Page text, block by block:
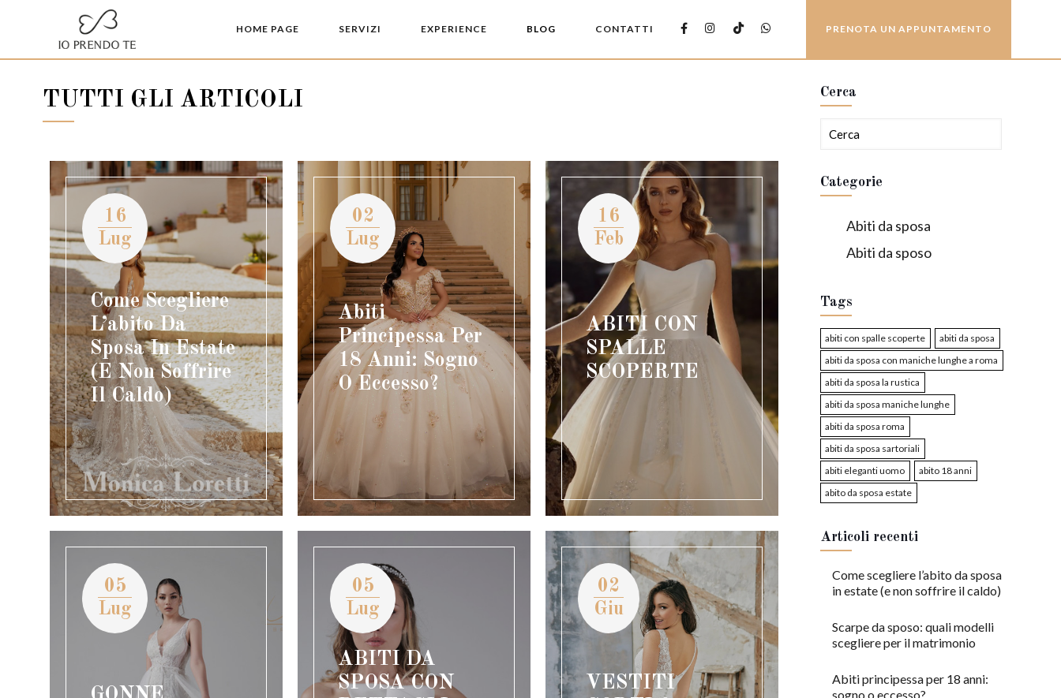
HOME PAGE SERVIZI EXPERIENCE BLOG CONTATTI PRENOTA UN APPUNTAMENTO
TUTTI GLI ARTICOLI
16
Lug
Come Scegliere
L’abito Da
Sposa In Estate
(e Non Soffrire
Il Caldo)
02
Lug
Abiti
Principessa Per
18 Anni: Sogno
O Eccesso?
16
Feb
ABITI CON
SPALLE
SCOPERTE
05
Lug
05
Lug
ABITI DA
SPOSA CON
02
Giu
VESTITI
Cerca
Categorie
Abiti da sposa
Abiti da sposo
Tags
abiti con spalle scoperte
abiti da sposa
abiti da sposa con maniche lunghe a roma
abiti da sposa la rustica
abiti da sposa maniche lunghe
abiti da sposa roma
abiti da sposa sartoriali
abiti eleganti uomo
abito 18 anni
abito da sposa estate
Articoli recenti
Come scegliere l’abito da sposa
in estate (e non soffrire il caldo)
Scarpe da sposo: quali modelli
scegliere per il matrimonio
Abiti principessa per 18 anni:
sogno o eccesso?